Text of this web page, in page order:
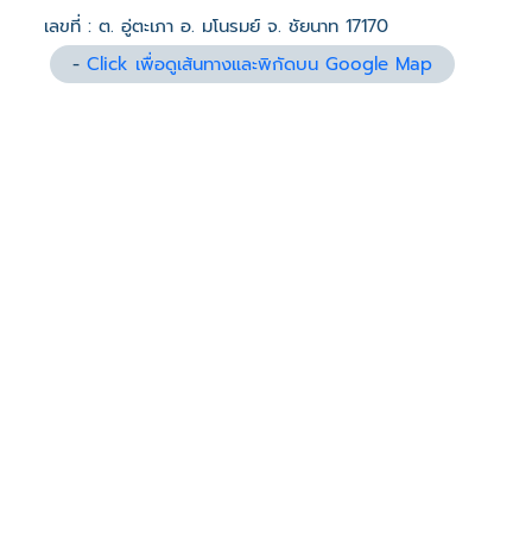
เลขที่ : ต. อู่ตะเภา อ. มโนรมย์ จ. ชัยนาท 17170
-Click เพื่อดูเส้นทางและพิกัดบน Google Map